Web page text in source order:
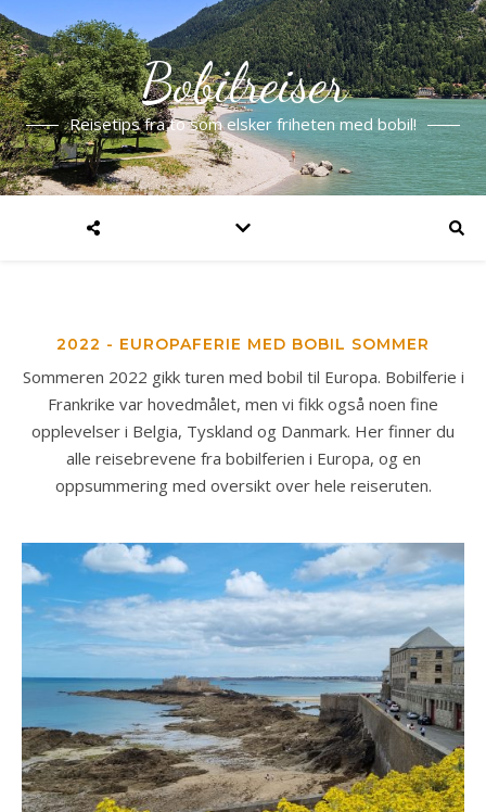
Bobilreiser
Reisetips fra to som elsker friheten med bobil!
2022 - EUROPAFERIE MED BOBIL SOMMER
Sommeren 2022 gikk turen med bobil til Europa. Bobilferie i
Frankrike var hovedmålet, men vi fikk også noen fine
opplevelser i Belgia, Tyskland og Danmark. Her finner du
alle reisebrevene fra bobilferien i Europa, og en
oppsummering med oversikt over hele reiseruten.